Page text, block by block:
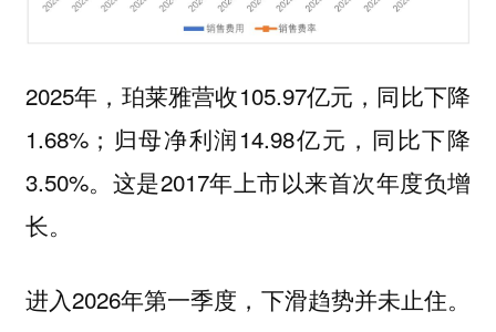
2025年，珀莱雅营收105.97亿元，同比下降
1.68%；归母净利润14.98亿元，同比下降
3.50%。这是2017年上市以来首次年度负增
长。
进入2026年第一季度，下滑趋势并未止住。